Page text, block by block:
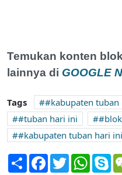
Temukan konten
lainnya di GOOGLE
Tags #kabupaten tuban
#tuban hari ini
#kabupaten tuban hari ini
Share Facebook
Twitter